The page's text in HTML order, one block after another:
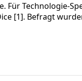
Für Technologie-
[1]. Befragt